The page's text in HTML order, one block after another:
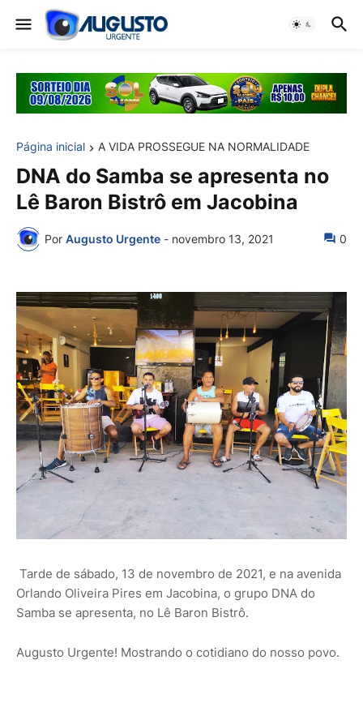
Página inicial A VIDA PROSSEGUE NA NORMALIDADE
DNA do Samba se apresenta no
Lê Baron Bistrô em Jacobina
Por Augusto Urgente - novembro 13, 2021 0
Tarde de sábado, 13 de novembro de 2021, e na avenida
Orlando Oliveira Pires em Jacobina, o grupo DNA do
Samba se apresenta, no Lê Baron Bistrô.
Augusto Urgente! Mostrando o cotidiano do nosso povo.